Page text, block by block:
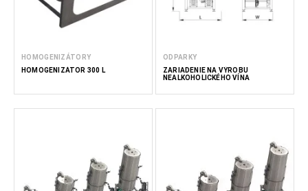
HOMOGENIZÁTORY
HOMOGENIZÁTOR 300 L
ODPARKY
ZARIADENIE NA VÝROBU
NEALKOHOLICKÉHO VÍNA